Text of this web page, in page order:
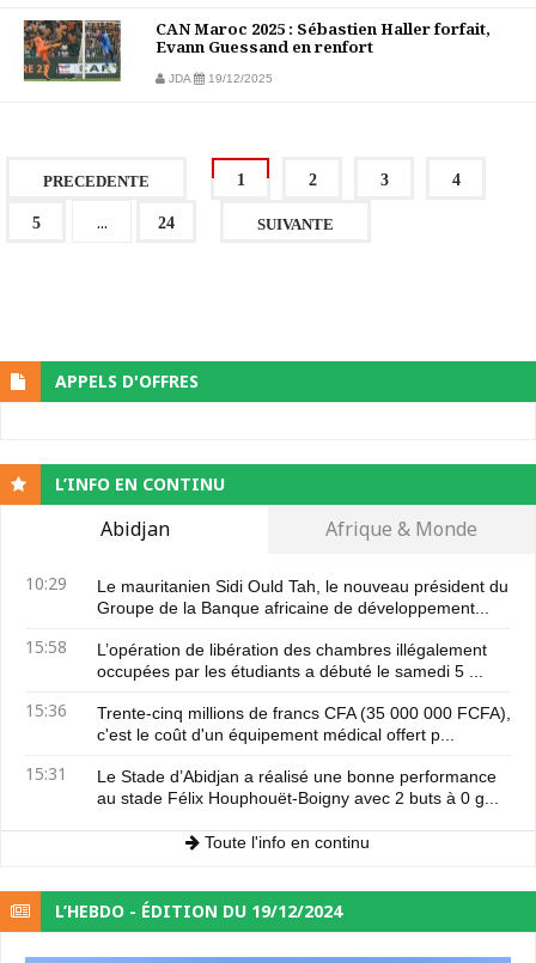
CAN Maroc 2025 : Sébastien Haller forfait,
Evann Guessand en renfort
JDA 19/12/2025
PRECEDENTE 1 2 3 4
5 ... 24 SUIVANTE
APPELS D'OFFRES
L’INFO EN CONTINU
Abidjan Afrique & Monde
10:29
Le mauritanien Sidi Ould Tah, le nouveau président du
Groupe de la Banque africaine de développement...
15:58
L’opération de libération des chambres illégalement
occupées par les étudiants a débuté le samedi 5 ...
15:36
Trente-cinq millions de francs CFA (35 000 000 FCFA),
c'est le coût d'un équipement médical offert p...
15:31
Le Stade d’Abidjan a réalisé une bonne performance
au stade Félix Houphouët-Boigny avec 2 buts à 0 g...
Toute l'info en continu
L’HEBDO - ÉDITION DU 19/12/2024